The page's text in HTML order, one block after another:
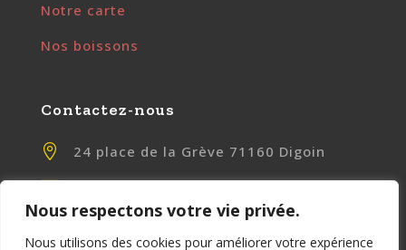
Nous respectons votre vie privée.
Nous utilisons des cookies pour améliorer votre expérience
Notre carte
Nos boissons
Contactez-nous

24 place de la Grève 71160 Digoin

www.chezlily.fr